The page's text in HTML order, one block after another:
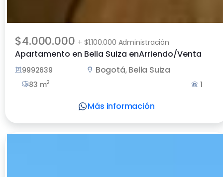
$4.000.000 + $1.100.000 Administración
Apartamento en Bella Suiza enArriendo/Venta
9992639 Bogotá, Bella Suiza
83 m2 1
Más información